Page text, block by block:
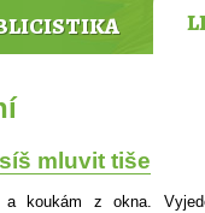
mluvit tiše
koukám z okna.